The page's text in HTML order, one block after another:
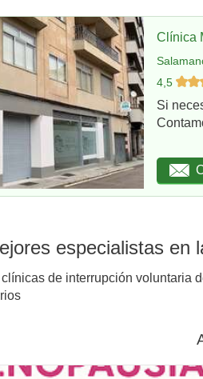
Clínica
4,5
Si
especialistas
de interrupción voluntaria